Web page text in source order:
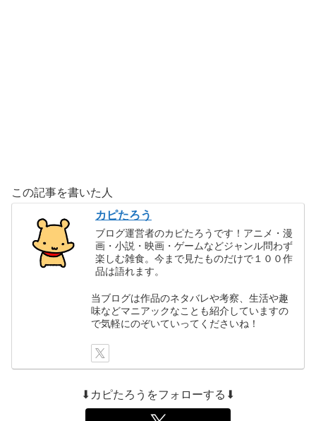
この記事を書いた人
カピたろう
ブログ運営者のカピたろうです！アニメ・漫
画・小説・映画・ゲームなどジャンル問わず
楽しむ雑食。今まで見たものだけで１００作
品は語れます。
当ブログは作品のネタバレや考察、生活や趣
味などマニアックなことも紹介していますの
で気軽にのぞいていってくださいね！
⬇カピたろうをフォローする⬇